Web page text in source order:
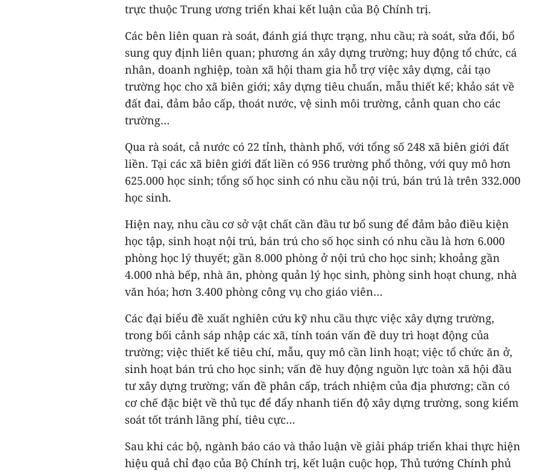
trực thuộc Trung ương triển khai kết luận của Bộ Chính trị.
Các bên liên quan rà soát, đánh giá thực trạng, nhu cầu; rà soát, sửa đổi, bổ
sung quy định liên quan; phương án xây dựng trường; huy động tổ chức, cá
nhân, doanh nghiệp, toàn xã hội tham gia hỗ trợ việc xây dựng, cải tạo
trường học cho xã biên giới; xây dựng tiêu chuẩn, mẫu thiết kế; khảo sát về
đất đai, đảm bảo cấp, thoát nước, vệ sinh môi trường, cảnh quan cho các
trường…
Qua rà soát, cả nước có 22 tỉnh, thành phố, với tổng số 248 xã biên giới đất
liền. Tại các xã biên giới đất liền có 956 trường phổ thông, với quy mô hơn
625.000 học sinh; tổng số học sinh có nhu cầu nội trú, bán trú là trên 332.000
học sinh.
Hiện nay, nhu cầu cơ sở vật chất cần đầu tư bổ sung để đảm bảo điều kiện
học tập, sinh hoạt nội trú, bán trú cho số học sinh có nhu cầu là hơn 6.000
phòng học lý thuyết; gần 8.000 phòng ở nội trú cho học sinh; khoảng gần
4.000 nhà bếp, nhà ăn, phòng quản lý học sinh, phòng sinh hoạt chung, nhà
văn hóa; hơn 3.400 phòng công vụ cho giáo viên…
Các đại biểu đề xuất nghiên cứu kỹ nhu cầu thực việc xây dựng trường,
trong bối cảnh sáp nhập các xã, tính toán vấn đề duy trì hoạt động của
trường; việc thiết kế tiêu chí, mẫu, quy mô cần linh hoạt; việc tổ chức ăn ở,
sinh hoạt bán trú cho học sinh; vấn đề huy động nguồn lực toàn xã hội đầu
tư xây dựng trường; vấn đề phân cấp, trách nhiệm của địa phương; cần có
cơ chế đặc biệt về thủ tục để đẩy nhanh tiến độ xây dựng trường, song kiểm
soát tốt tránh lãng phí, tiêu cực…
Sau khi các bộ, ngành báo cáo và thảo luận về giải pháp triển khai thực hiện
hiệu quả chỉ đạo của Bộ Chính trị, kết luận cuộc họp, Thủ tướng Chính phủ